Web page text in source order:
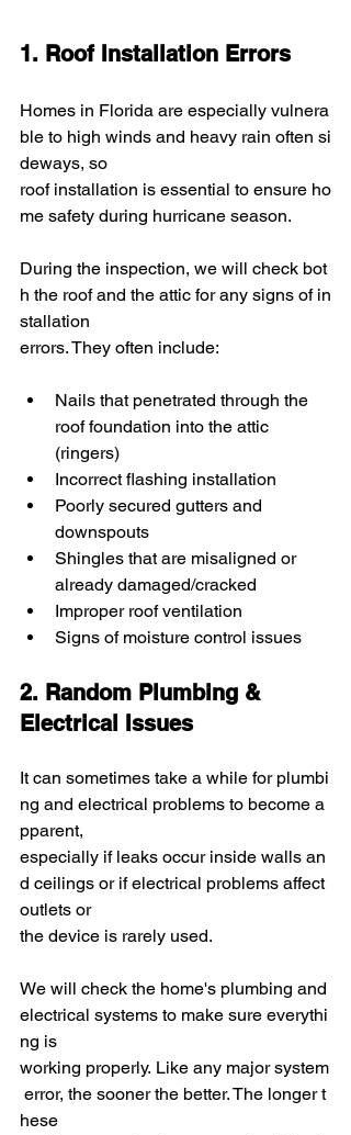
1. Roof Installation Errors
Homes in Florida are especially vulnera
ble to high winds and heavy rain often si
deways, so
roof installation is essential to ensure ho
me safety during hurricane season.
During the inspection, we will check bot
h the roof and the attic for any signs of in
stallation
errors. They often include:
Nails that penetrated through the
roof foundation into the attic
(ringers)
Incorrect flashing installation
Poorly secured gutters and
downspouts
Shingles that are misaligned or
already damaged/cracked
Improper roof ventilation
Signs of moisture control issues
2. Random Plumbing &
Electrical Issues
It can sometimes take a while for plumbi
ng and electrical problems to become a
pparent,
especially if leaks occur inside walls an
d ceilings or if electrical problems affect
outlets or
the device is rarely used.
We will check the home's plumbing and
electrical systems to make sure everythi
ng is
working properly. Like any major system
error, the sooner the better. The longer t
hese